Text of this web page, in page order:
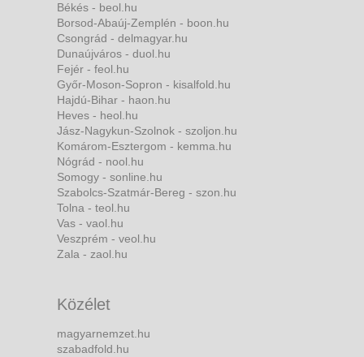
Békés - beol.hu
Borsod-Abaúj-Zemplén - boon.hu
Csongrád - delmagyar.hu
Dunaújváros - duol.hu
Fejér - feol.hu
Győr-Moson-Sopron - kisalfold.hu
Hajdú-Bihar - haon.hu
Heves - heol.hu
Jász-Nagykun-Szolnok - szoljon.hu
Komárom-Esztergom - kemma.hu
Nógrád - nool.hu
Somogy - sonline.hu
Szabolcs-Szatmár-Bereg - szon.hu
Tolna - teol.hu
Vas - vaol.hu
Veszprém - veol.hu
Zala - zaol.hu
Közélet
magyarnemzet.hu
szabadfold.hu